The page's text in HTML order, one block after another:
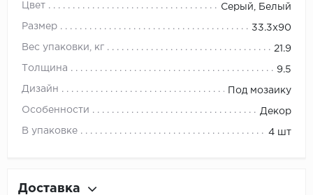
Цвет Серый, Белый
Размер 33.3x90
Вес упаковки, кг 21.9
Толщина 9.5
Дизайн Под мозаику
Особенности Декор
В упаковке 4 шт
Доставка